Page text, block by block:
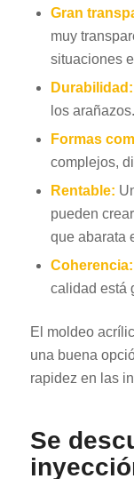
Gran
muy
situaciones
Durabilidad:
los arañazos.
Formas
complejos,
Rentable:
pueden
que abarata
Coherencia:
calidad está
El moldeo
una buena
rapidez en las
Se